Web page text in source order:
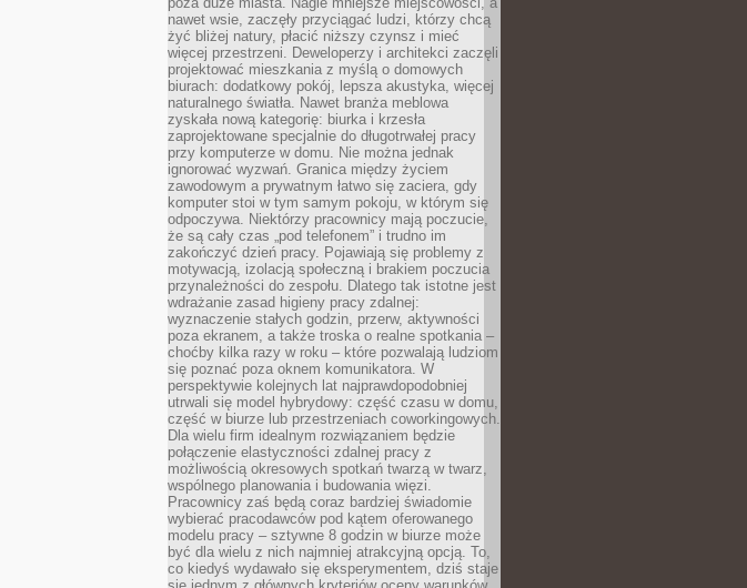
nawet wsie, zaczęły przyciągać ludzi, którzy chcą
żyć bliżej natury, płacić niższy czynsz i mieć
więcej przestrzeni. Deweloperzy i architekci zaczęli
projektować mieszkania z myślą o domowych
biurach: dodatkowy pokój, lepsza akustyka, więcej
naturalnego światła. Nawet branża meblowa
zyskała nową kategorię: biurka i krzesła
zaprojektowane specjalnie do długotrwałej pracy
przy komputerze w domu. Nie można jednak
ignorować wyzwań. Granica między życiem
zawodowym a prywatnym łatwo się zaciera, gdy
komputer stoi w tym samym pokoju, w którym się
odpoczywa. Niektórzy pracownicy mają poczucie,
że są cały czas „pod telefonem” i trudno im
zakończyć dzień pracy. Pojawiają się problemy z
motywacją, izolacją społeczną i brakiem poczucia
przynależności do zespołu. Dlatego tak istotne jest
wdrażanie zasad higieny pracy zdalnej:
wyznaczenie stałych godzin, przerw, aktywności
poza ekranem, a także troska o realne spotkania –
choćby kilka razy w roku – które pozwalają ludziom
się poznać poza oknem komunikatora. W
perspektywie kolejnych lat najprawdopodobniej
utrwali się model hybrydowy: część czasu w domu,
część w biurze lub przestrzeniach coworkingowych.
Dla wielu firm idealnym rozwiązaniem będzie
połączenie elastyczności zdalnej pracy z
możliwością okresowych spotkań twarzą w twarz,
wspólnego planowania i budowania więzi.
Pracownicy zaś będą coraz bardziej świadomie
wybierać pracodawców pod kątem oferowanego
modelu pracy – sztywne 8 godzin w biurze może
być dla wielu z nich najmniej atrakcyjną opcją. To,
co kiedyś wydawało się eksperymentem, dziś staje